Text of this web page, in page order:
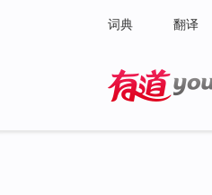
词典 翻译